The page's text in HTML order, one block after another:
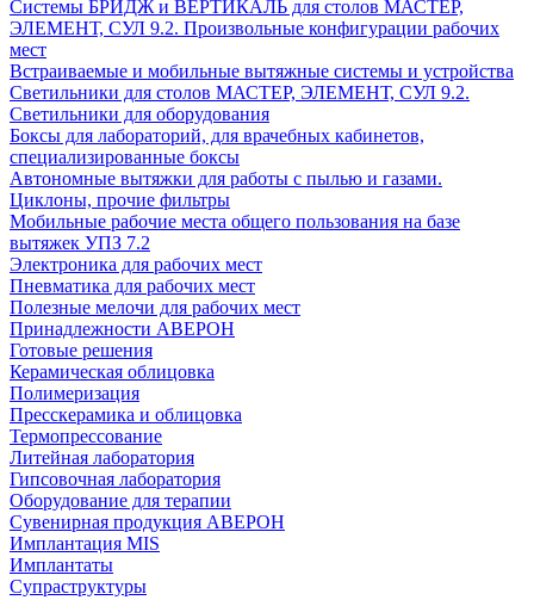
Системы БРИДЖ и ВЕРТИКАЛЬ для столов МАСТЕР,
ЭЛЕМЕНТ, СУЛ 9.2. Произвольные конфигурации рабочих
мест
Встраиваемые и мобильные вытяжные системы и устройства
Светильники для столов МАСТЕР, ЭЛЕМЕНТ, СУЛ 9.2.
Светильники для оборудования
Боксы для лабораторий, для врачебных кабинетов,
специализированные боксы
Автономные вытяжки для работы с пылью и газами.
Циклоны, прочие фильтры
Мобильные рабочие места общего пользования на базе
вытяжек УПЗ 7.2
Электроника для рабочих мест
Пневматика для рабочих мест
Полезные мелочи для рабочих мест
Принадлежности АВЕРОН
Готовые решения
Керамическая облицовка
Полимеризация
Пресскерамика и облицовка
Термопрессование
Литейная лаборатория
Гипсовочная лаборатория
Оборудование для терапии
Сувенирная продукция АВЕРОН
Имплантация MIS
Имплантаты
Супраструктуры